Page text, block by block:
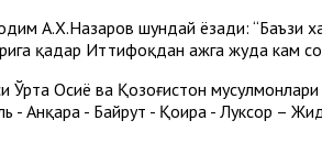
А.Х.Назаров шундай ёзади: “Баъзи
қадар Иттифоқдан ҳажга жуда кам
Ўрта Осиё ва Қозоғистон
- Анқара - Байрут - Қоҳира - Луксор –